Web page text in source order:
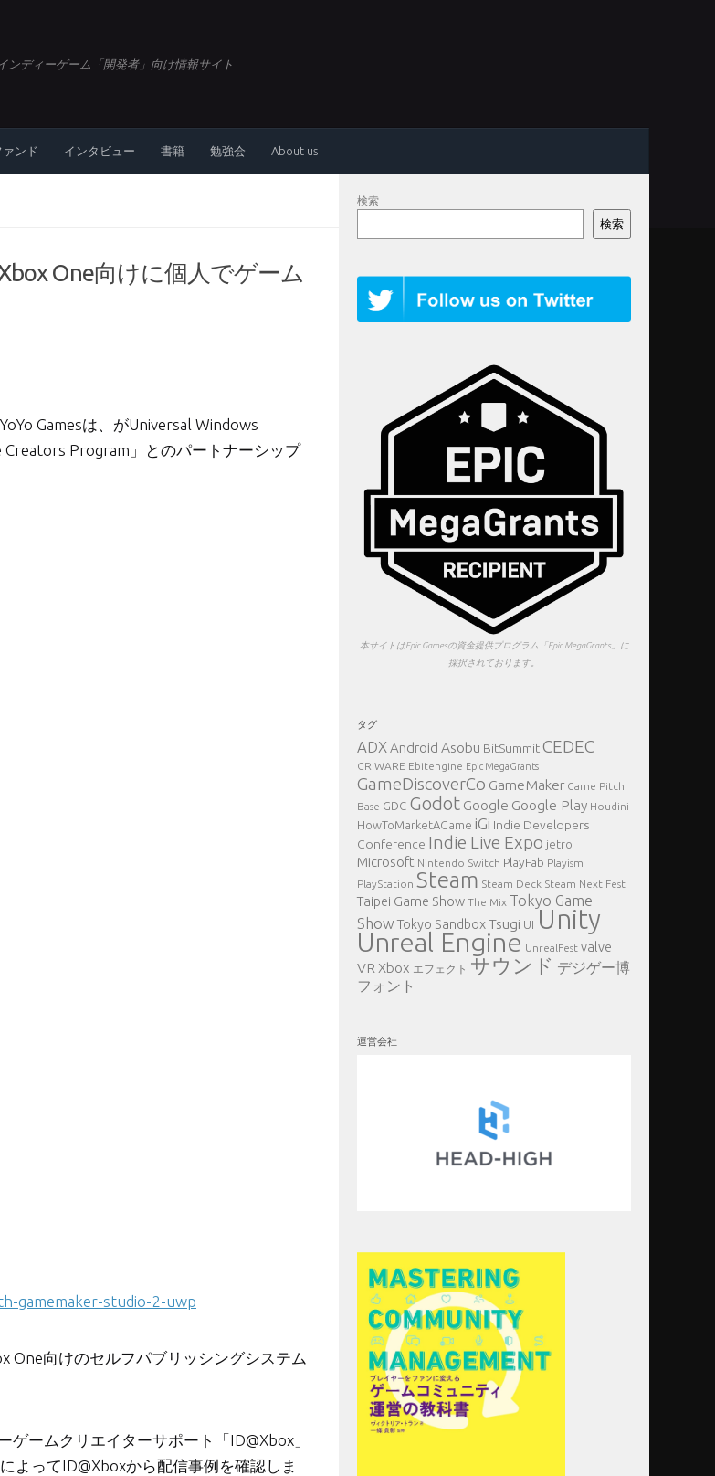
ンディーゲーム「開発者」向け情報サイト
ンド インタビュー 書籍 勉強会 About us
One向けに個人でゲーム
Gamesは、がUniversal Windows
Program」とのパートナーシップ
gamemaker-studio-2-uwp
One向けのセルフパブリッシングシステム
ームクリエイターサポート「ID@Xbox」
によってID@Xboxから配信事例を確認しま
検索
検索
本サイトはEpic Gamesの資金提供プログラム「Epic MegaGrants」に
採択されております。
タグ
ADX Android Asobu BitSummitCEDEC
CRIWARE Ebitengine Epic MegaGrants
GameDiscoverCo GameMaker Game Pitch
Base GDC Godot Google Google Play Houdini
HowToMarketAGame iGi Indie Developers
Conference Indie Live Expo jetro
Microsoft Nintendo Switch PlayFab Playism
PlayStation Steam Steam Deck Steam Next Fest
Taipei Game Show The Mix Tokyo Game
Show Tokyo SandboxTsugi UI Unity
Unreal Engine UnrealFest valve
VR Xbox エフェクト サウンド デジゲー博
フォント
運営会社